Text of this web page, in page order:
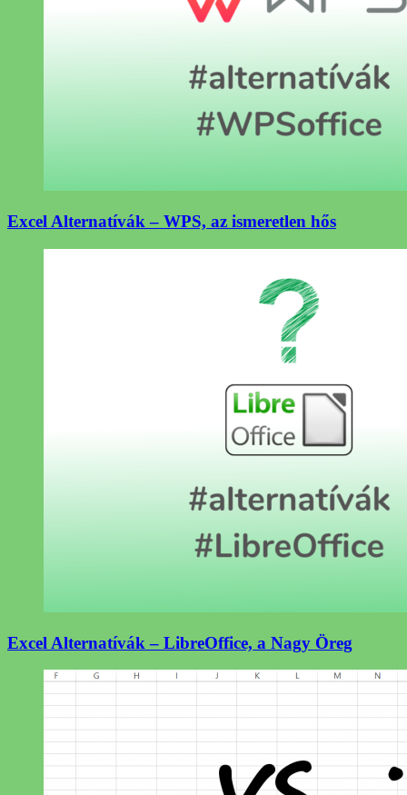
Excel Alternatívák – WPS, az ismeretlen hős
Excel Alternatívák – LibreOffice, a Nagy Öreg